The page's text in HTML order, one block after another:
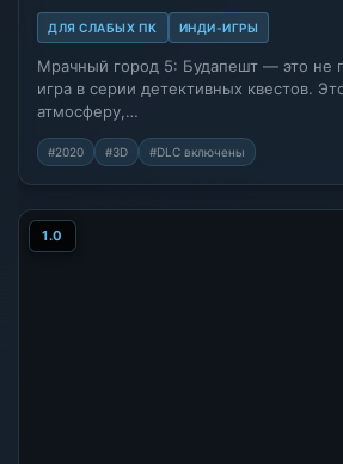
ДЛЯ СЛАБЫХ ПК ИНДИ-ИГРЫ
Мрачный город 5: Будапешт — это не
игра в серии детективных квестов.
атмосферу,…
#2020 #3D #DLC включены
1.0